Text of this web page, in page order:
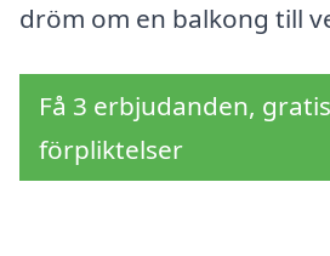
dröm om en balkong till
Få 3 erbjudanden,
förpliktelser